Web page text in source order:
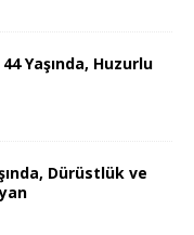
Yaşında, Huzurlu
Dürüstlük ve